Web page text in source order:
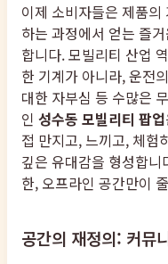
이제 소비자들은 제품
하는 과정에서 얻는 즐
합니다. 모빌리티 산업
한 기계가 아니라, 운전
대한 자부심 등 수많은
인 성수동 모빌리티 팝업
접 만지고, 느끼고, 체험
깊은 유대감을 형성합
한, 오프라인 공간만이
공간의 재정의: 커뮤